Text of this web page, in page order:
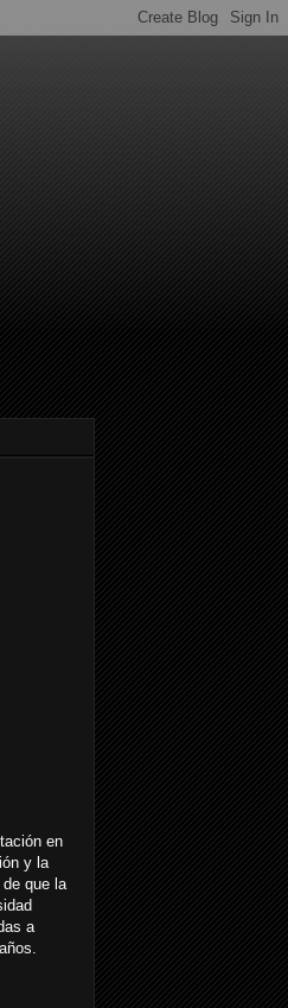
en
y la
que la
a